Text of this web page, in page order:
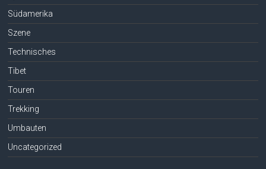
Südamerika
Szene
Technisches
Tibet
Touren
Trekking
Umbauten
Uncategorized